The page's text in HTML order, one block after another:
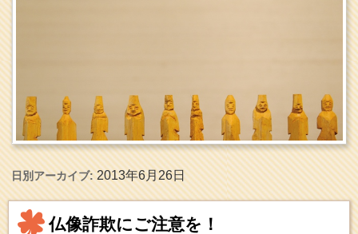
日別アーカイブ:2013年6月26日
仏像詐欺にご注意を！